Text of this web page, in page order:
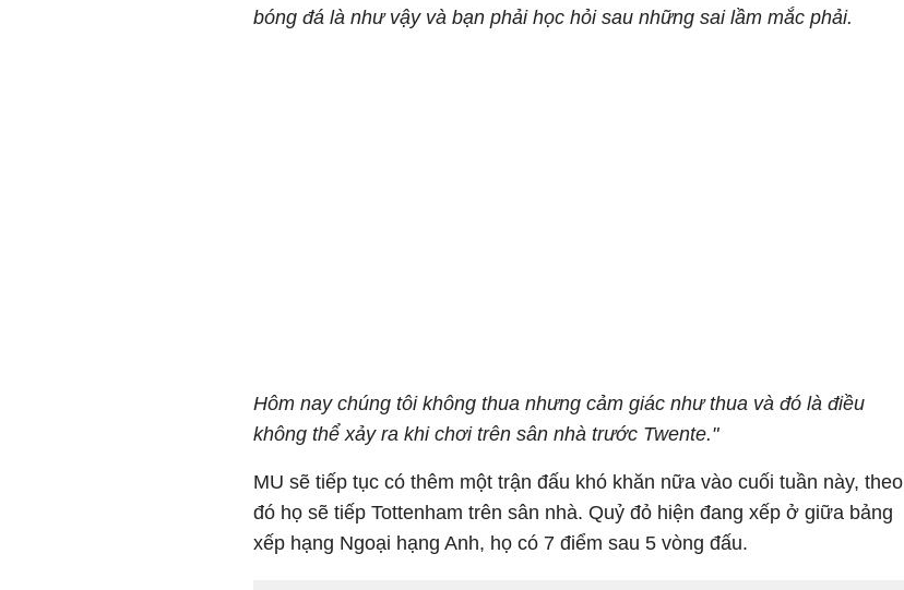
bóng đá là như vậy và bạn phải học hỏi sau những sai lầm mắc phải.
Hôm nay chúng tôi không thua nhưng cảm giác như thua và đó là điều
không thể xảy ra khi chơi trên sân nhà trước Twente."
MU sẽ tiếp tục có thêm một trận đấu khó khăn nữa vào cuối tuần này, theo
đó họ sẽ tiếp Tottenham trên sân nhà. Quỷ đỏ hiện đang xếp ở giữa bảng
xếp hạng Ngoại hạng Anh, họ có 7 điểm sau 5 vòng đấu.